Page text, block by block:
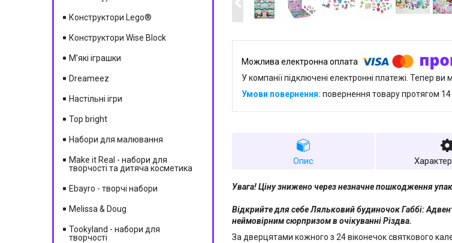
У компанії підключені електронні платежі. Тепер
повернення товару протягом 14
Опис
Увага! Ціну знижено через незначне пошкодження
Відкрийте для себе Ляльковий будиночок Габбі:
неймовірним сюрпризом в очікуванні Різдва.
За дверцятами кожного з 24 віконечок святкового
Конструктори Lego®
Конструктори Wise Block
М'які іграшки
Dreameez
Настільні ігри
Top bright
Набори для малювання
Make it Real - набори для
творчості та дитяча косметика
Ebayro - творчі набори
Melissa & Doug
Tookyland - набори для
творчості